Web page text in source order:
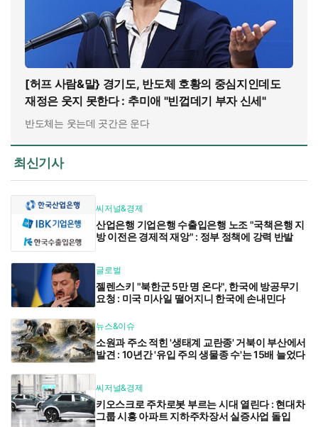
[허프 사람&말} 경기도, 반도체 호황의 중심지인데도
재정은 웃지 못한다 : 추미애 "빈껍데기 부자 신세"
반도체는 웃는데 곳간은 운다
최신기사
씨저널&경제
산업은행 기업은행 수출입은행 노조 "국책은행 지
방 이전은 경제적 재앙" : 정부 정책에 강력 반발
글로벌
젤렌스키 "북한군 5만 명 온다", 한국에 방공무기
요청 : 미국 미사일 떨어지니 한국에 손내민다
뉴스&이슈
소원과 주소 적힌 '생태계 교란종' 거북이 부산에서
발견 : 10년간 '유입 주의 생물종 수'는 15배 늘었다
씨저널&경제
키오스크로 주차로봇 부르는 시대 열린다 : 현대차
그룹 시흥 아파트 지하주차장서 실증사업 돌입